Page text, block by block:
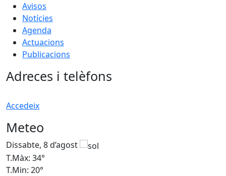
Avisos
Notícies
Agenda
Actuacions
Publicacions
Adreces i telèfons
Accedeix
Meteo
Dissabte, 8 d’agost
T.Màx: 34°
T.Min: 20°